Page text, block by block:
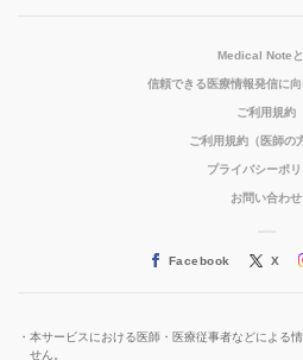
Medical Note
信頼できる医療情報発信に
ご利用規約
ご利用規約（医師の
プライバシーポ
お問い合わせ
Facebook X
本サービスにおける医師・医療従事者などによる
せん。